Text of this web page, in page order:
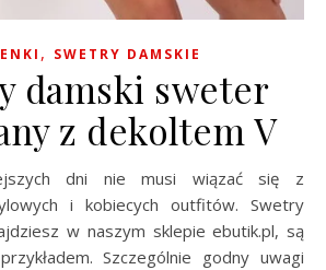
, SWETRY DAMSKIE
damski sweter
z dekoltem V
i kobiecych outfitów. Swetry
w naszym sklepie ebutik.pl, są
Szczególnie godny uwagi